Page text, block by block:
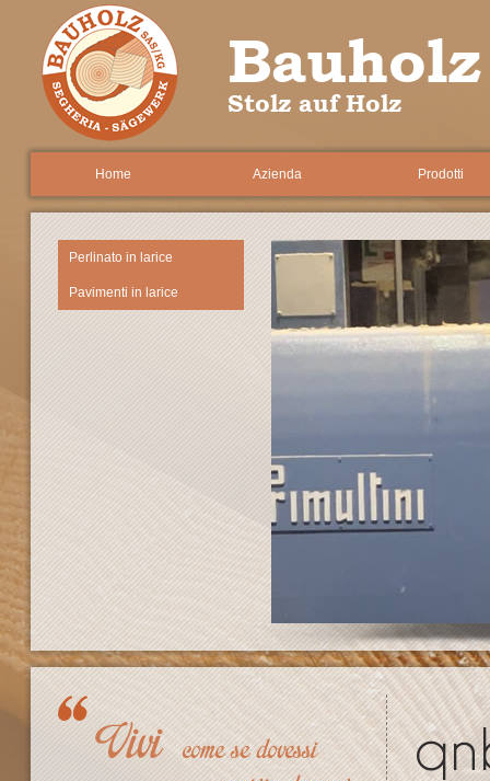
Bauholz
Stolz auf Holz
Home Azienda Prodotti
Perlinato in larice
Pavimenti in larice